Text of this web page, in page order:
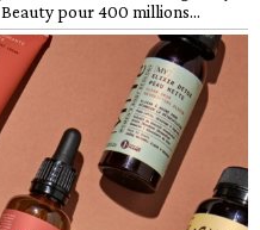
pour 400 millions...